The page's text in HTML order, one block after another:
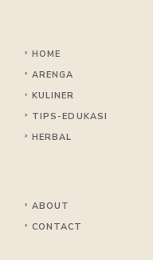
HOME
ARENGA
KULINER
TIPS -EDUKASI
HERBAL
ABOUT
CONTACT